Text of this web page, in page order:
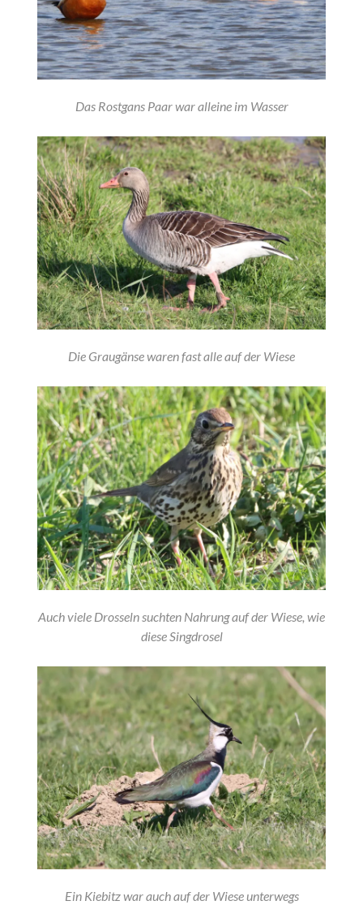
Das Rostgans Paar war alleine im Wasser
Die Graugänse waren fast alle auf der Wiese
Auch viele Drosseln suchten Nahrung auf der Wiese, wie
diese Singdrosel
Ein Kiebitz war auch auf der Wiese unterwegs